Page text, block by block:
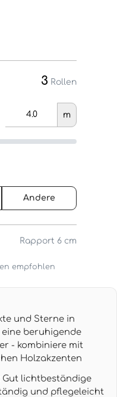
3 Rollen
m
Andere
Rapport 6 cm
empfohlen
und Sterne in
eine beruhigende
- kombiniere mit
Holzakzenten
Gut lichtbeständige
und pflegeleicht